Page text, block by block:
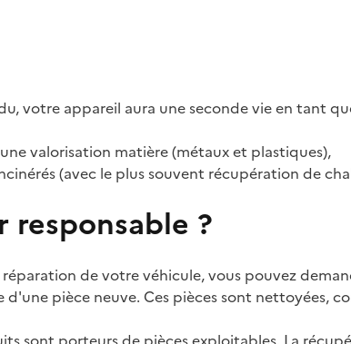
votre appareil aura une seconde vie en tant
valorisation matière (métaux et plastiques),
(avec le plus souvent récupération de
responsable ?
réparation de votre véhicule, vous pouvez
pièce neuve. Ces pièces sont nettoyées,